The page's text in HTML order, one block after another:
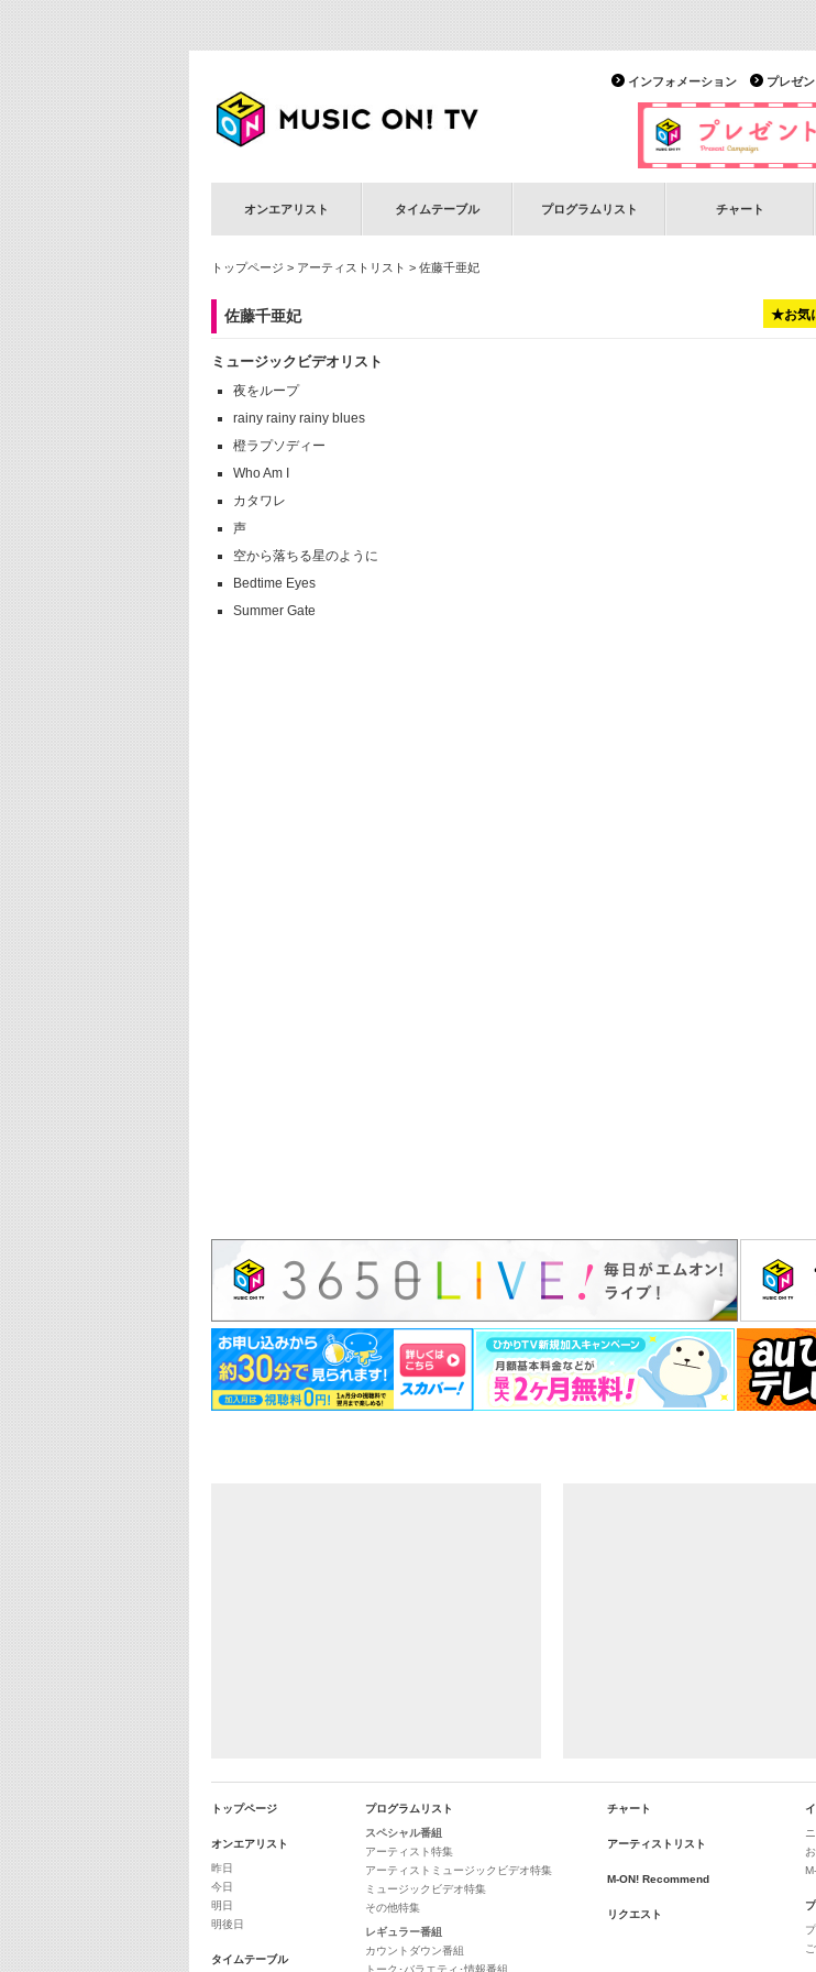
プレゼ
インフォメーション
オンエアリスト タイムテーブル プログラムリスト チャート
トップページ > アーティストリスト > 佐藤千亜妃
★お気
佐藤千亜妃
ミュージックビデオリスト
夜をループ
rainy rainy rainy blues
橙ラプソディー
Who Am I
カタワレ
声
空から落ちる星のように
Bedtime Eyes
Summer Gate
トップページ
オンエアリスト
昨日
今日
明日
明後日
タイムテーブル
プログラムリスト
スペシャル番組
アーティスト特集
アーティストミュージックビデオ特集
ミュージックビデオ特集
その他特集
レギュラー番組
カウントダウン番組
トーク･バラエティ･情報番組
チャート
アーティストリスト
M-ON! Recommend
リクエスト